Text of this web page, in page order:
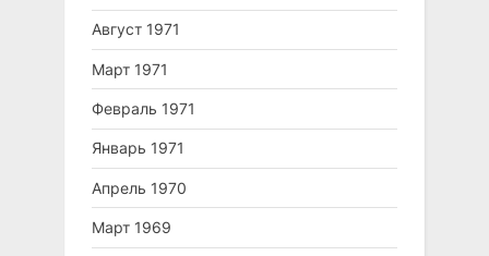
Август 1971
Март 1971
Февраль 1971
Январь 1971
Апрель 1970
Март 1969